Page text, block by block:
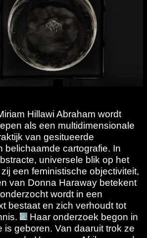
Hillawi Abraham wordt
als een multidimensionale
van gesitueerde
belichaamde cartografie. In
universele blik op het
een feministische objectiviteit,
van Donna Haraway betekent
wordt in een
bestaat en zich verhoudt tot
Haar onderzoek begon in
is geboren. Van daaruit trok ze